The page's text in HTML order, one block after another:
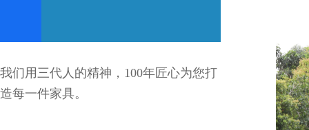
我们用三代人的精神，100年匠心为您打
造每一件家具。